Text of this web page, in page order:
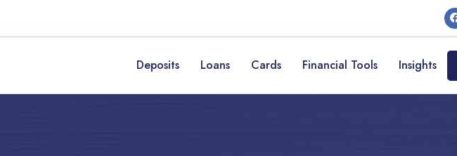
Deposits Loans Cards Financial Tools Insights